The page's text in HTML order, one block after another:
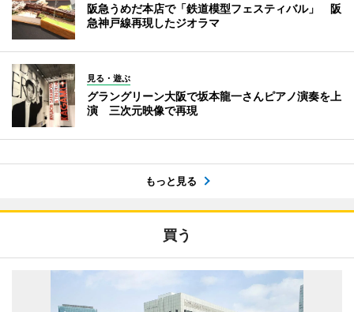
阪急うめだ本店で「鉄道模型フェスティバル」 阪
急神戸線再現したジオラマ
見る・遊ぶ
グラングリーン大阪で坂本龍一さんピアノ演奏を上
演 三次元映像で再現
もっと見る
買う